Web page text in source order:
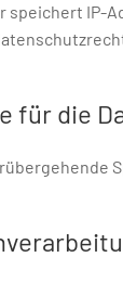
IP-
für die